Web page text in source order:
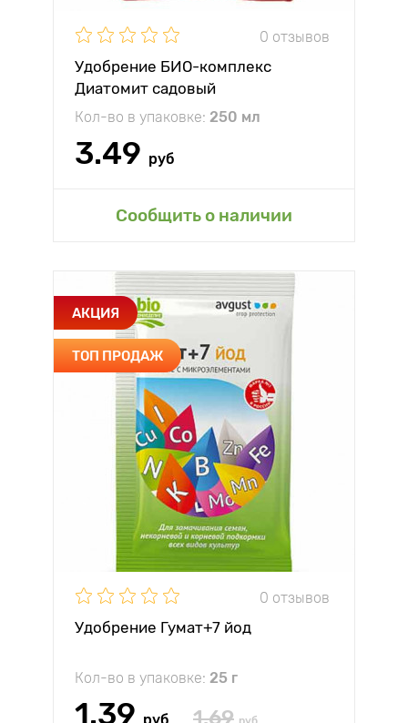
0 отзывов
Удобрение БИО-комплекс
Диатомит садовый
Кол-во в упаковке: 250 мл
3.49 руб
Сообщить о наличии
АКЦИЯ
ТОП ПРОДАЖ
0 отзывов
Удобрение Гумат+7 йод
Кол-во в упаковке: 25 г
1.39 1.69